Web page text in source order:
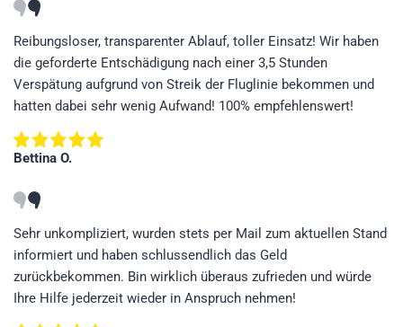
Reibungsloser, transparenter Ablauf, toller Einsatz! Wir haben
die geforderte Entschädigung nach einer 3,5 Stunden
Verspätung aufgrund von Streik der Fluglinie bekommen und
hatten dabei sehr wenig Aufwand! 100% empfehlenswert!
Bettina O.
Sehr unkompliziert, wurden stets per Mail zum aktuellen Stand
informiert und haben schlussendlich das Geld
zurückbekommen. Bin wirklich überaus zufrieden und würde
Ihre Hilfe jederzeit wieder in Anspruch nehmen!